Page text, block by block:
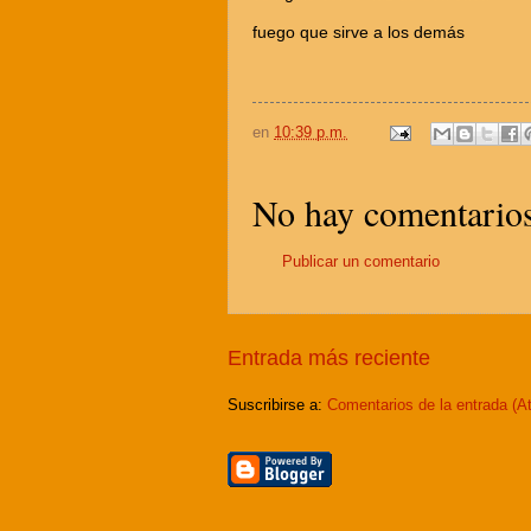
fuego que sirve a los demás
en 10:39 p.m.
No hay
Publicar un comentario
Entrada más reciente
Suscribirse a: Comentarios de la entrada